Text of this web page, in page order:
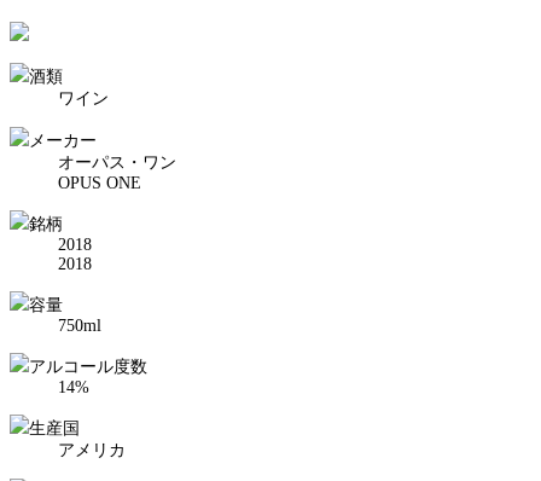
酒類
ワイン
メーカー
オーパス・ワン
OPUS ONE
銘柄
2018
2018
容量
750ml
アルコール度数
14%
生産国
アメリカ